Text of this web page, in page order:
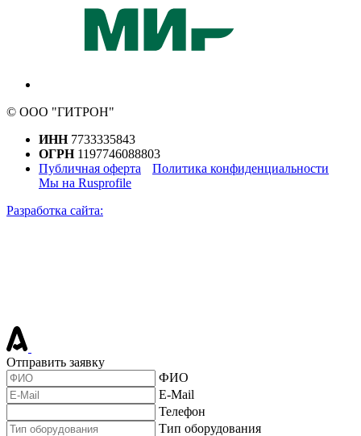
© ООО "ГИТРОН"
ИНН7733335843
ОГРН1197746088803
Публичная оферта
Политика конфиденциальности
Мы на Rusprofile
Разработка сайта:
Отправить заявку
ФИО
E-Mail
Телефон
Тип оборудования